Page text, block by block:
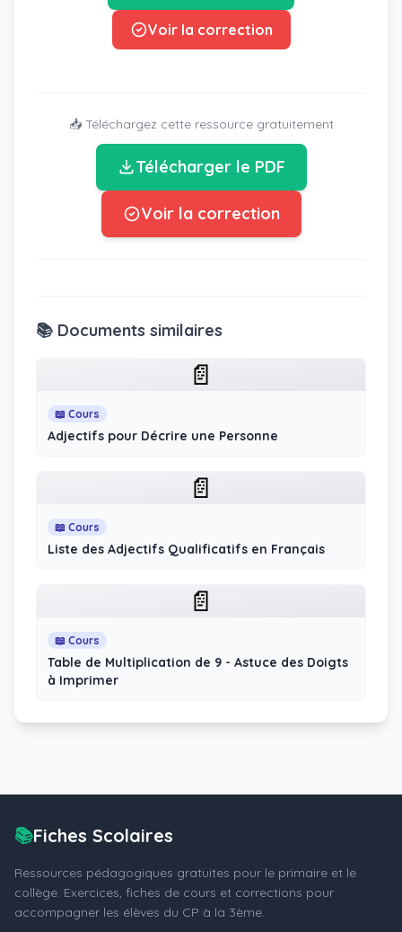
Voir la correction
📥 Téléchargez cette ressource gratuitement
Télécharger le PDF
Voir la correction
📚 Documents similaires
📄
📖 Cours
Adjectifs pour Décrire une Personne
📄
📖 Cours
Liste des Adjectifs Qualificatifs en Français
📄
📖 Cours
Table de Multiplication de 9 - Astuce des Doigts
à Imprimer
📚Fiches Scolaires
Ressources pédagogiques gratuites pour le primaire et le
collège. Exercices, fiches de cours et corrections pour
accompagner les élèves du CP à la 3ème.